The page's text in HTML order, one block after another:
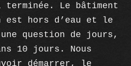
terminée. Le bâtiment
hors d’eau et le
question de jours,
10 jours. Nous
démarrer, le